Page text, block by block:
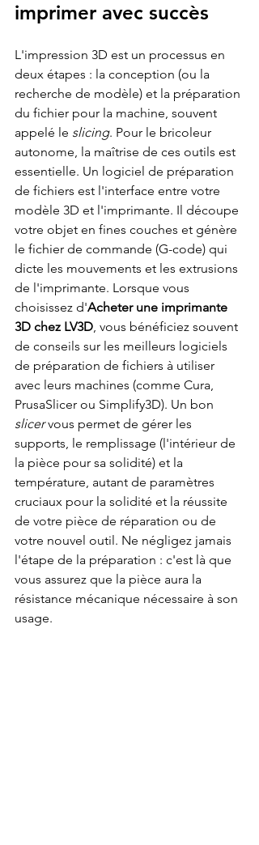
imprimer avec succès
L'impression 3D est un processus en
deux étapes : la conception (ou la
recherche de modèle) et la préparation
du fichier pour la machine, souvent
appelé le slicing. Pour le bricoleur
autonome, la maîtrise de ces outils est
essentielle. Un logiciel de préparation
de fichiers est l'interface entre votre
modèle 3D et l'imprimante. Il découpe
votre objet en fines couches et génère
le fichier de commande (G-code) qui
dicte les mouvements et les extrusions
de l'imprimante. Lorsque vous
choisissez d'Acheter une imprimante
3D chez LV3D, vous bénéficiez souvent
de conseils sur les meilleurs logiciels
de préparation de fichiers à utiliser
avec leurs machines (comme Cura,
PrusaSlicer ou Simplify3D). Un bon
slicer vous permet de gérer les
supports, le remplissage (l'intérieur de
la pièce pour sa solidité) et la
température, autant de paramètres
cruciaux pour la solidité et la réussite
de votre pièce de réparation ou de
votre nouvel outil. Ne négligez jamais
l'étape de la préparation : c'est là que
vous assurez que la pièce aura la
résistance mécanique nécessaire à son
usage.